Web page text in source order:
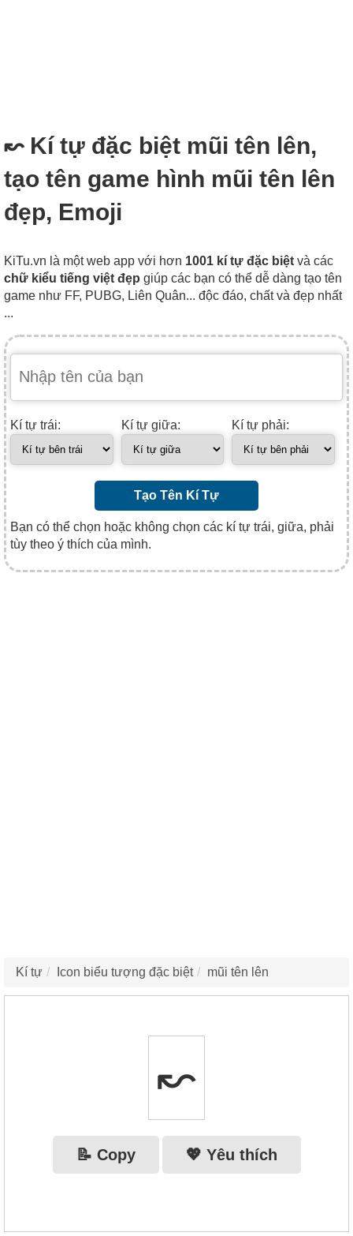
↜ Kí tự đặc biệt mũi tên lên,
tạo tên game hình mũi tên lên
đẹp, Emoji
KiTu.vn là một web app với hơn 1001 kí tự đặc biệt và các
chữ kiểu tiếng việt đẹp giúp các bạn có thể dễ dàng tạo tên
game như FF, PUBG, Liên Quân... độc đáo, chất và đẹp nhất
...
Kí tự trái: Kí tự giữa: Kí tự phải:
Tạo Tên Kí Tự
Bạn có thể chọn hoặc không chọn các kí tự trái, giữa, phải
tùy theo ý thích của mình.
Kí tự Icon biểu tượng đặc biệt mũi tên lên
↜
📝 Copy 💖 Yêu thích